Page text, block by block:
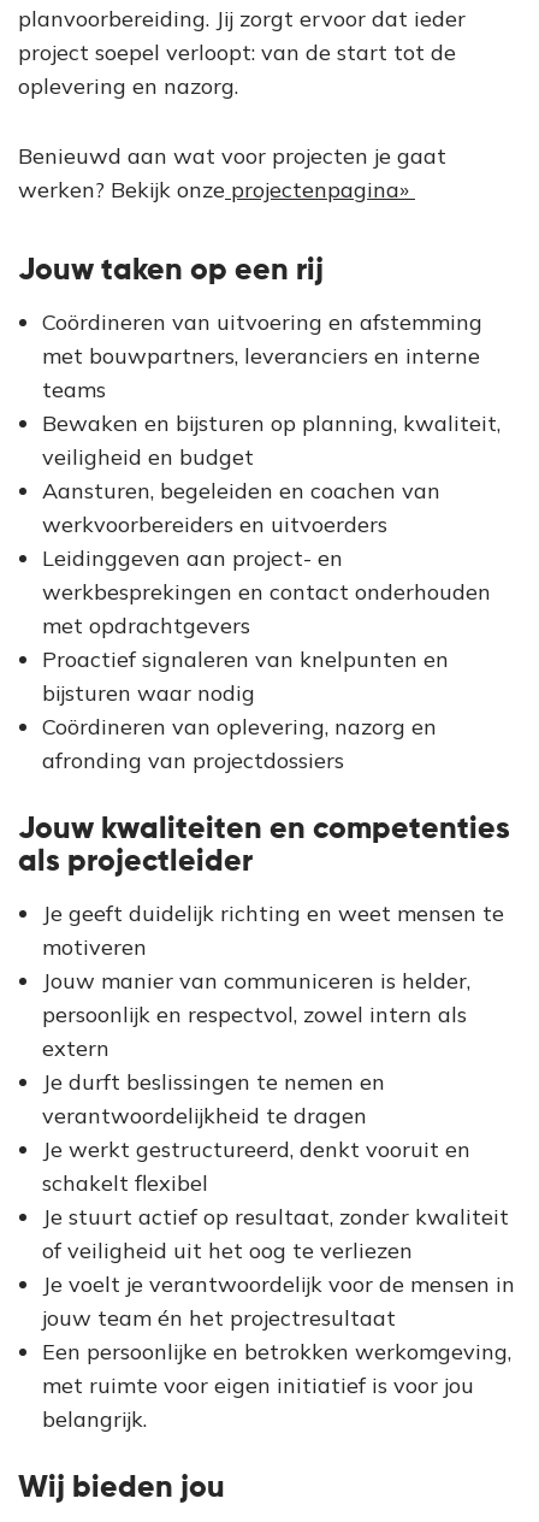
planvoorbereiding. Jij zorgt ervoor dat ieder
project soepel verloopt: van de start tot de
oplevering en nazorg.
Benieuwd aan wat voor projecten je gaat
werken? Bekijk onze projectenpagina»
Jouw taken op een rij
Coördineren van uitvoering en afstemming
met bouwpartners, leveranciers en interne
teams
Bewaken en bijsturen op planning, kwaliteit,
veiligheid en budget
Aansturen, begeleiden en coachen van
werkvoorbereiders en uitvoerders
Leidinggeven aan project- en
werkbesprekingen en contact onderhouden
met opdrachtgevers
Proactief signaleren van knelpunten en
bijsturen waar nodig
Coördineren van oplevering, nazorg en
afronding van projectdossiers
Jouw kwaliteiten en competenties
als projectleider
Je geeft duidelijk richting en weet mensen te
motiveren
Jouw manier van communiceren is helder,
persoonlijk en respectvol, zowel intern als
extern
Je durft beslissingen te nemen en
verantwoordelijkheid te dragen
Je werkt gestructureerd, denkt vooruit en
schakelt flexibel
Je stuurt actief op resultaat, zonder kwaliteit
of veiligheid uit het oog te verliezen
Je voelt je verantwoordelijk voor de mensen in
jouw team én het projectresultaat
Een persoonlijke en betrokken werkomgeving,
met ruimte voor eigen initiatief is voor jou
belangrijk.
Wij bieden jou